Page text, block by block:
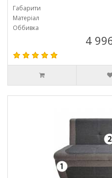
Габарити
Матеріал
Оббивка
4